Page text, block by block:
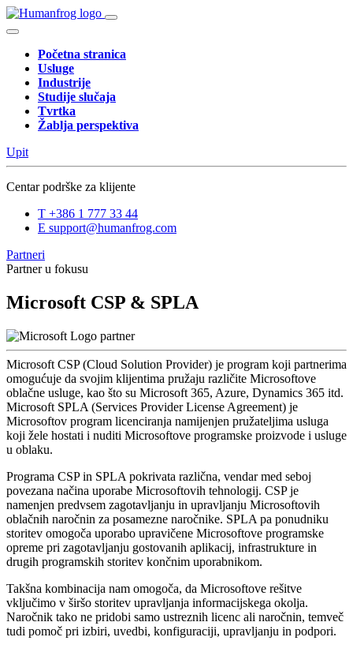
Početna stranica
Usluge
Industrije
Studije slučaja
Tvrtka
Žablja perspektiva
Upit
Centar podrške za klijente
T +386 1 777 33 44
E support@humanfrog.com
Partneri
Partner u fokusu
Microsoft CSP & SPLA
Microsoft CSP (Cloud Solution Provider) je program koji partnerima
omogućuje da svojim klijentima pružaju različite Microsoftove
oblačne usluge, kao što su Microsoft 365, Azure, Dynamics 365 itd.
Microsoft SPLA (Services Provider License Agreement) je
Microsoftov program licenciranja namijenjen pružateljima usluga
koji žele hostati i nuditi Microsoftove programske proizvode i usluge
u oblaku.
Programa CSP in SPLA pokrivata različna, vendar med seboj
povezana načina uporabe Microsoftovih tehnologij. CSP je
namenjen predvsem zagotavljanju in upravljanju Microsoftovih
oblačnih naročnin za posamezne naročnike. SPLA pa ponudniku
storitev omogoča uporabo upravičene Microsoftove programske
opreme pri zagotavljanju gostovanih aplikacij, infrastrukture in
drugih programskih storitev končnim uporabnikom.
Takšna kombinacija nam omogoča, da Microsoftove rešitve
vključimo v širšo storitev upravljanja informacijskega okolja.
Naročnik tako ne pridobi samo ustreznih licenc ali naročnin, temveč
tudi pomoč pri izbiri, uvedbi, konfiguraciji, upravljanju in podpori.